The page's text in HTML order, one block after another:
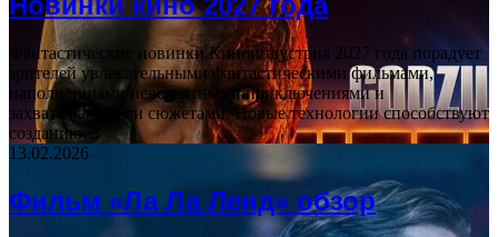
Фантастические новинки Киноиндустрия 2027 года порадует
зрителей увлекательными фантастическими фильмами,
наполненными невероятными приключениями и
захватывающими сюжетами. Новые технологии способствуют
созданию…
13.02.2026
Фильм «Ла Ла Ленд» обзор